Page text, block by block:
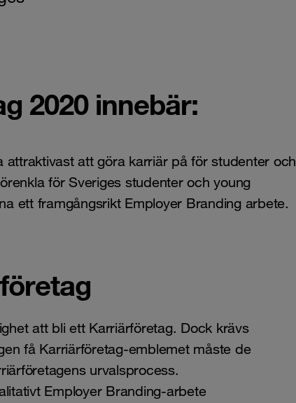
2020 innebär:
att göra karriär på för studenter och
för Sveriges studenter och young
ett framgångsrikt Employer Branding arbete.
att bli ett Karriärföretag. Dock krävs
få Karriärföretag-emblemet måste de
urvalsprocess.
Employer Branding-arbete